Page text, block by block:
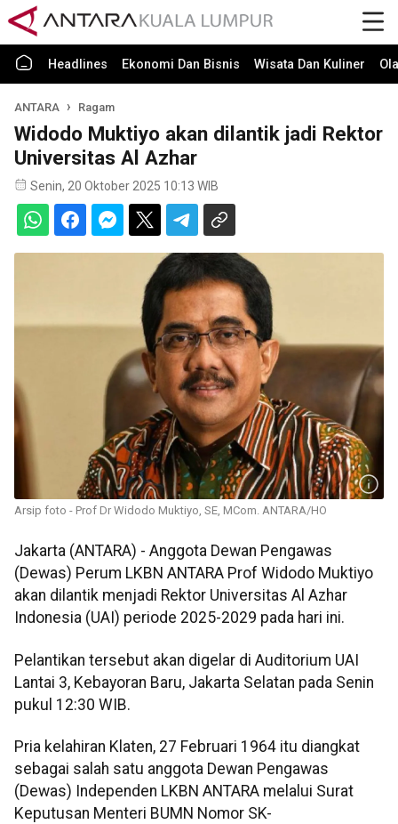
Headlines Ekonomi Dan Bisnis Wisata Dan Kuliner
ANTARA Ragam
Widodo Muktiyo akan dilantik jadi Rektor
Universitas Al Azhar
Senin, 20 Oktober 2025 10:13 WIB
Arsip foto - Prof Dr Widodo Muktiyo, SE, MCom. ANTARA/HO
Jakarta (ANTARA) - Anggota Dewan Pengawas
(Dewas) Perum LKBN ANTARA Prof Widodo Muktiyo
akan dilantik menjadi Rektor Universitas Al Azhar
Indonesia (UAI) periode 2025-2029 pada hari ini.
Pelantikan tersebut akan digelar di Auditorium UAI
Lantai 3, Kebayoran Baru, Jakarta Selatan pada Senin
pukul 12:30 WIB.
Pria kelahiran Klaten, 27 Februari 1964 itu diangkat
sebagai salah satu anggota Dewan Pengawas
(Dewas) Independen LKBN ANTARA melalui Surat
Keputusan Menteri BUMN Nomor SK-